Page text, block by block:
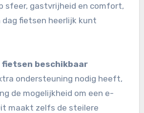
sfeer, gastvrijheid en comfort,
dag fietsen heerlijk kunt
beschikbaar
ondersteuning nodig heeft,
de mogelijkheid om een e-
maakt zelfs de steilere